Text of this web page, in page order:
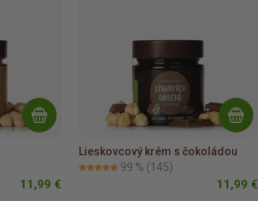
11,99 €
Lieskovcový krém s čokoládou
99 % (145)
11,99 €